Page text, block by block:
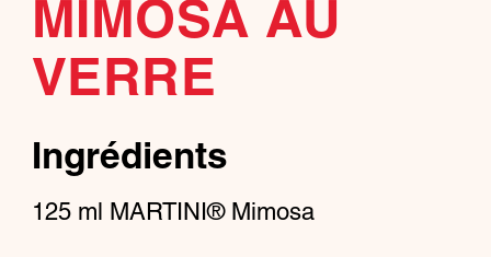
MIMOSA AU
VERRE
Ingrédients
125 ml MARTINI® Mimosa